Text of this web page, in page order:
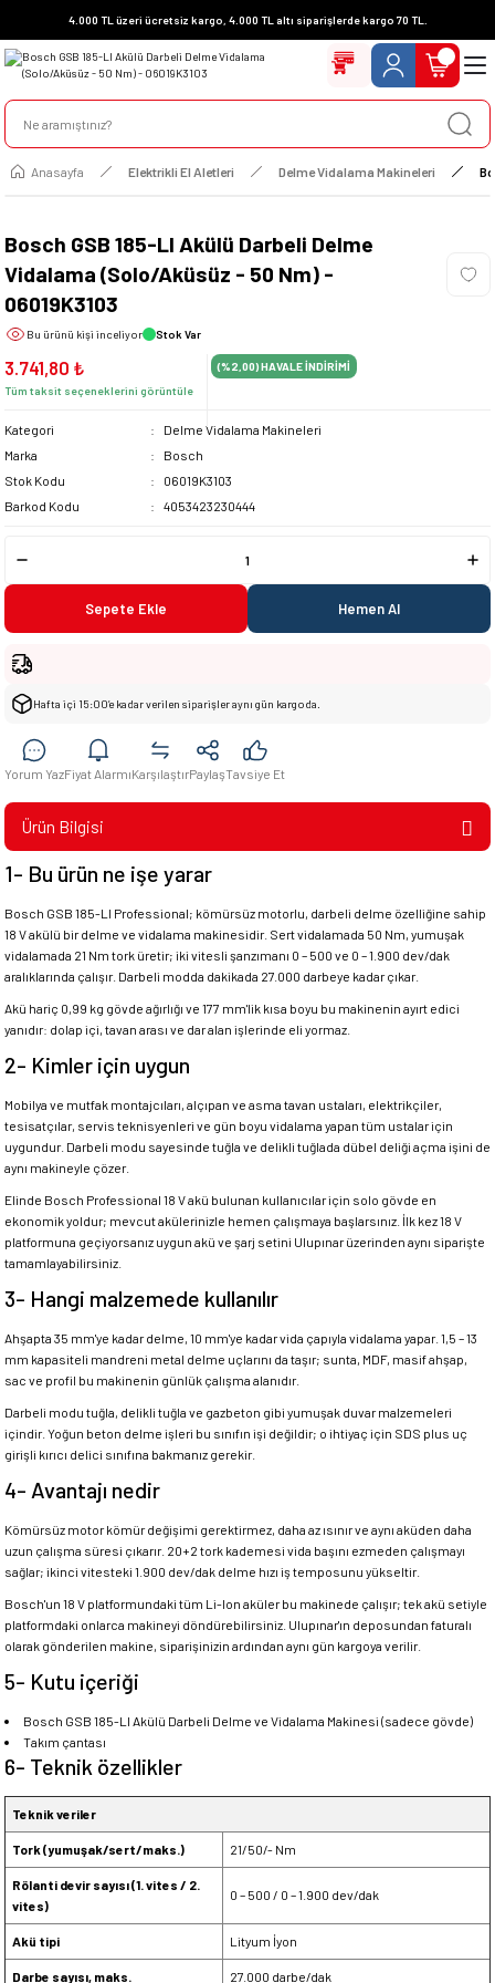
4.000 TL üzeri ücretsiz kargo, 4.000 TL altı siparişlerde kargo 70 TL.
Anasayfa Elektrikli El Aletleri Delme Vidalama Makineleri
Bosch GSB 185-LI Akülü Darbeli Delme
Vidalama (Solo/Aküsüz - 50 Nm) -
06019K3103
Bu ürünü kişi inceliyor Stok Var
3.741,80 ₺
Tüm taksit seçeneklerini görüntüle
(%2,00)HAVALE İNDİRİMİ
Kategori
Delme Vidalama Makineleri
Marka
Bosch
Stok Kodu
06019K3103
Barkod Kodu
4053423230444
Sepete Ekle Hemen Al
Hafta içi 15:00’e kadar verilen siparişler aynı gün kargoda.
Yorum YazFiyat AlarmıKarşılaştırPaylaşTavsiye Et
Ürün Bilgisi
1- Bu ürün ne işe yarar
Bosch GSB 185-LI Professional; kömürsüz motorlu, darbeli delme özelliğine sahip
18 V akülü bir delme ve vidalama makinesidir. Sert vidalamada 50 Nm, yumuşak
vidalamada 21 Nm tork üretir; iki vitesli şanzımanı 0 – 500 ve 0 – 1.900 dev/dak
aralıklarında çalışır. Darbeli modda dakikada 27.000 darbeye kadar çıkar.
Akü hariç 0,99 kg gövde ağırlığı ve 177 mm'lik kısa boyu bu makinenin ayırt edici
yanıdır: dolap içi, tavan arası ve dar alan işlerinde eli yormaz.
2- Kimler için uygun
Mobilya ve mutfak montajcıları, alçıpan ve asma tavan ustaları, elektrikçiler,
tesisatçılar, servis teknisyenleri ve gün boyu vidalama yapan tüm ustalar için
uygundur. Darbeli modu sayesinde tuğla ve delikli tuğlada dübel deliği açma işini de
aynı makineyle çözer.
Elinde Bosch Professional 18 V akü bulunan kullanıcılar için solo gövde en
ekonomik yoldur; mevcut akülerinizle hemen çalışmaya başlarsınız. İlk kez 18 V
platformuna geçiyorsanız uygun akü ve şarj setini Ulupınar üzerinden aynı siparişte
tamamlayabilirsiniz.
3- Hangi malzemede kullanılır
Ahşapta 35 mm'ye kadar delme, 10 mm'ye kadar vida çapıyla vidalama yapar. 1,5 – 13
mm kapasiteli mandreni metal delme uçlarını da taşır; sunta, MDF, masif ahşap,
sac ve profil bu makinenin günlük çalışma alanıdır.
Darbeli modu tuğla, delikli tuğla ve gazbeton gibi yumuşak duvar malzemeleri
içindir. Yoğun beton delme işleri bu sınıfın işi değildir; o ihtiyaç için SDS plus uç
girişli kırıcı delici sınıfına bakmanız gerekir.
4- Avantajı nedir
Kömürsüz motor kömür değişimi gerektirmez, daha az ısınır ve aynı aküden daha
uzun çalışma süresi çıkarır. 20+2 tork kademesi vida başını ezmeden çalışmayı
sağlar; ikinci vitesteki 1.900 dev/dak delme hızı iş temposunu yükseltir.
Bosch'un 18 V platformundaki tüm Li-Ion aküler bu makinede çalışır; tek akü setiyle
platformdaki onlarca makineyi döndürebilirsiniz. Ulupınar'ın deposundan faturalı
olarak gönderilen makine, siparişinizin ardından aynı gün kargoya verilir.
5- Kutu içeriği
Bosch GSB 185-LI Akülü Darbeli Delme ve Vidalama Makinesi (sadece gövde)
Takım çantası
6- Teknik özellikler
Teknik veriler
Tork (yumuşak/sert/maks.) 21/50/- Nm
Rölanti devir sayısı (1. vites / 2.
vites)
0 – 500 / 0 – 1.900 dev/dak
Akü tipi Lityum İyon
Darbe sayısı, maks. 27.000 darbe/dak